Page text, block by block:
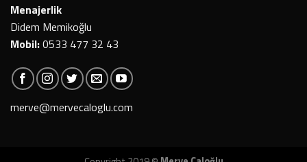
Menajerlik
Didem Memikoğlu
Mobil:0533 477 32 43
merve@mervecaloglu.com